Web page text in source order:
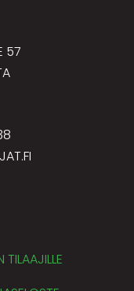
57
TILAAJILLE